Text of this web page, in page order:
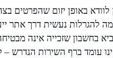
באופן יזום שהפרטים
להגרלות נעשית דרך אתר
בחשבון שזכייה אינה
עומד ברף השירות הנדרש –